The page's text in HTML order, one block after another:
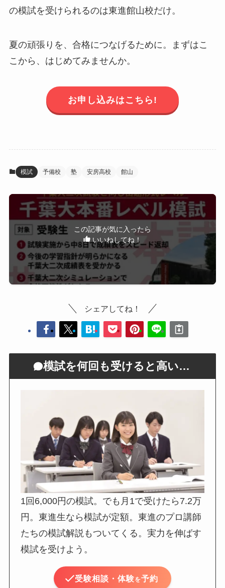
の模試を受けられるのは東進館山校だけ。
夏の頑張りを、合格につなげるために。まずはこ
こから、はじめてみませんか。
お申し込みはこちら!
模試 予備校 塾 安房高校 館山
この記事が気に入ったら
いいねしてね！
シェアしてね！
模試を何回も受けると高い…
1回6,000円の模試。でも月1で受けたら7.2万
円。東進生なら模試が定額。東進のプロ講師
たちの模試解説もついてくる。実力を伸ばす
模試を受けよう。
受験相談・体験を予約